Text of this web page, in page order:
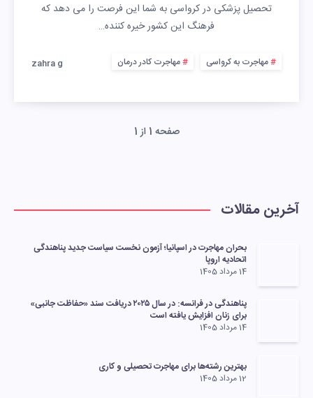
تحصیل پزشکی در کرواسی به شما این فرصت را می دهد که
فرهنگ این کشور خیره کننده…
مهاجرت به کرواسی مهاجرت کادر درمان zahra g
صفحه 1 از 1
آخرین مقالات
بحران مهاجرت در اسپانیا؛ آزمون نخست سیاست جدید پناهندگی
اتحادیه اروپا
14 مرداد 1405
پناهندگی در فرانسه: در سال ۲۰۲۵ دریافت سند «حفاظت جانبی»
برای زنان افزایش یافته است
14 مرداد 1405
بهترین رشته‌ها برای مهاجرت تحصیلی و کاری
12 مرداد 1405